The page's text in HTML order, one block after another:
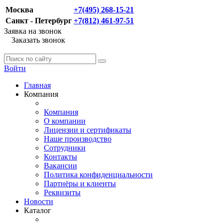
Москва
+7(495) 268-15-21
Санкт - Петербург +7(812) 461-97-51
Заявка на звонок
Заказать звонок
Войти
Главная
Компания
Компания
О компании
Лицензии и сертификаты
Наше производство
Сотрудники
Контакты
Вакансии
Политика конфиденциальности
Партнёры и клиенты
Реквизиты
Новости
Каталог